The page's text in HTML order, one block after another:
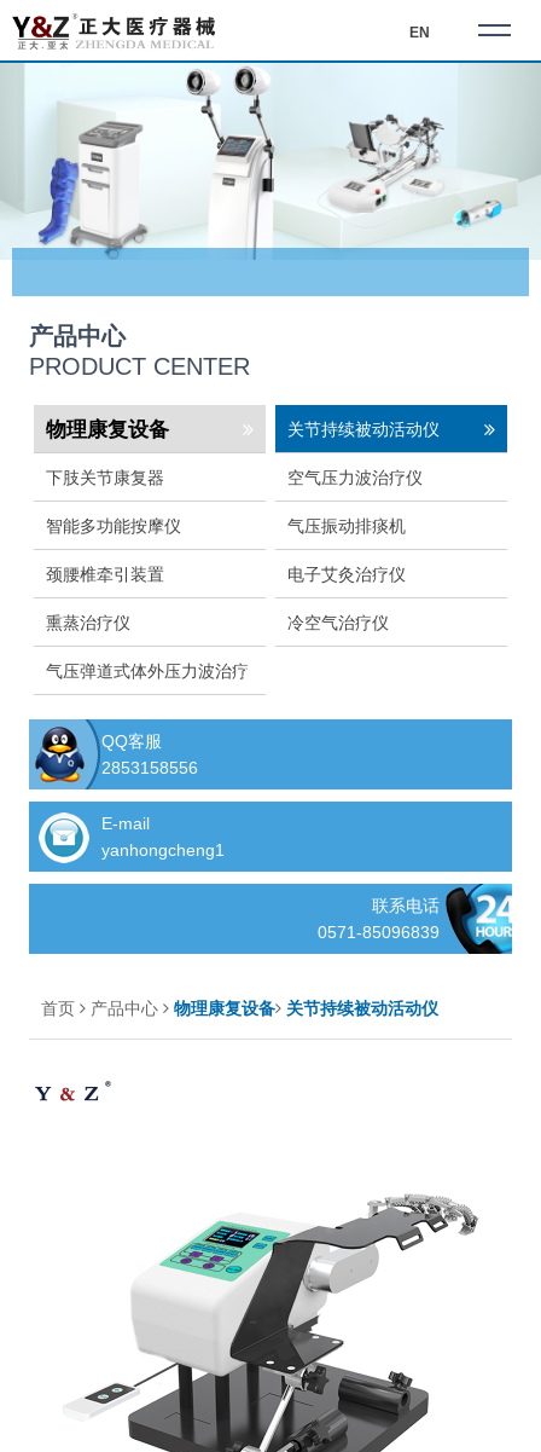
EN
产品中心
PRODUCT CENTER
物理康复设备 关节持续被动活动仪
下肢关节康复器 空气压力波治疗仪
智能多功能按摩仪 气压振动排痰机
颈腰椎牵引装置 电子艾灸治疗仪
熏蒸治疗仪 冷空气治疗仪
气压弹道式体外压力波治疗
仪
QQ客服
2853158556
E-mail
yanhongcheng1
联系电话
0571-85096839
首页 产品中心 物理康复设备 关节持续被动活动仪